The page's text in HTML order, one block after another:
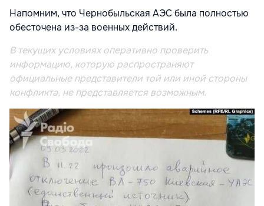
Напомним, что Чернобыльская АЭС была полностью
обесточена из-за военных действий.
В текущих условиях оперативно проверить
информацию, которую распространяют
официальные представители той или иной стороны
конфликта, не представляется возможным.